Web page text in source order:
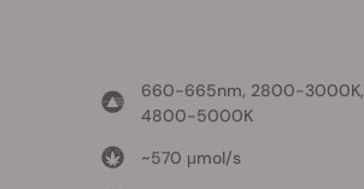
660-665nm, 2800-3000K,
4800-5000K
~570 μmol/s